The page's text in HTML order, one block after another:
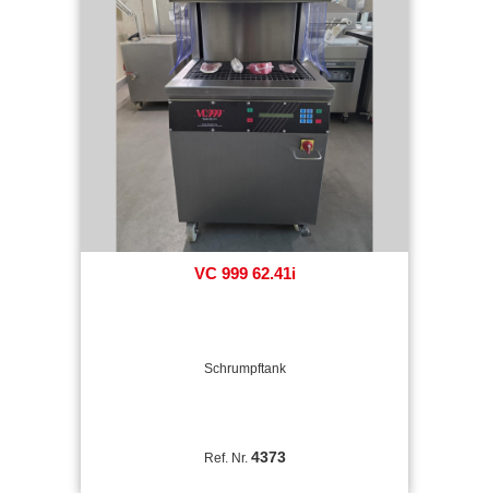
VC 999 62.41i
Schrumpftank
Ref. Nr. 4373